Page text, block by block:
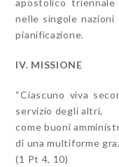
apostolico
nelle singole nazioni
pianificazione.
IV. MISSIONE
“Ciascuno viva
servizio degli altri,
come buoni
di una multiforme
(1 Pt 4, 10)